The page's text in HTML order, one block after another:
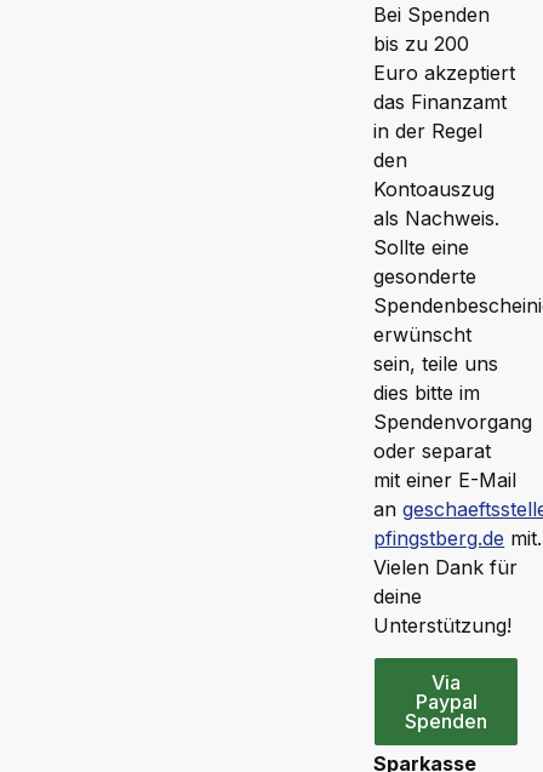
Bei Spenden
bis zu 200
Euro akzeptiert
das Finanzamt
in der Regel
den
Kontoauszug
als Nachweis.
Sollte eine
gesonderte
erwünscht
sein, teile uns
dies bitte im
Spendenvorgang
oder separat
mit einer E-Mail
an
pfingstberg.de mit.
Vielen Dank für
deine
Unterstützung!
Via
Paypal
Spenden
Sparkasse